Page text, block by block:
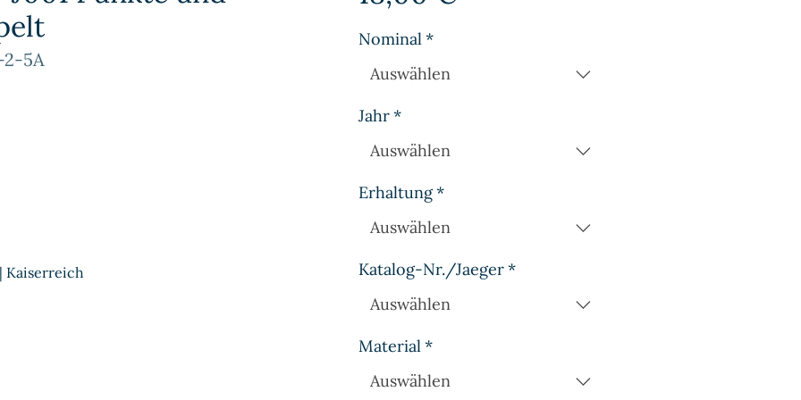
5A
Kaiserreich
Nominal*
Auswählen
Jahr*
Auswählen
Erhaltung*
Auswählen
Katalog-Nr./Jaeger*
Auswählen
Material*
Auswählen